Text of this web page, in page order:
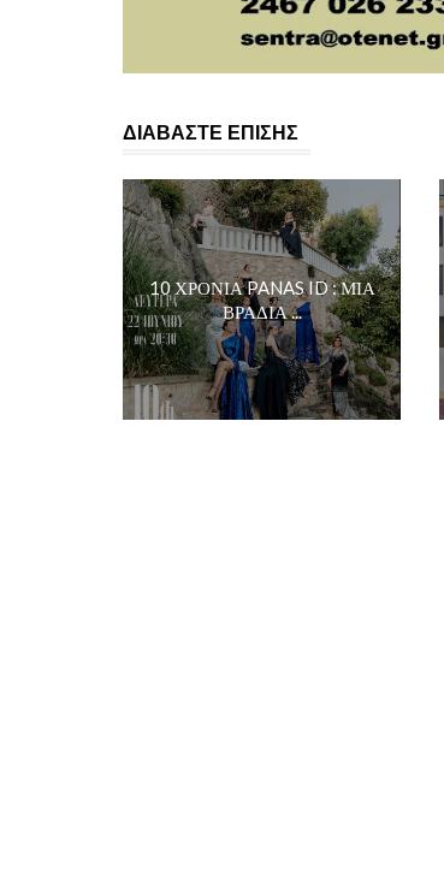
ΔΙΑΒΑΣΤΕ ΕΠΙΣΗΣ
10 ΧΡΟΝΙΑ PANAS ID : ΜΙΑ
ΒΡΑΔΙΑ ...